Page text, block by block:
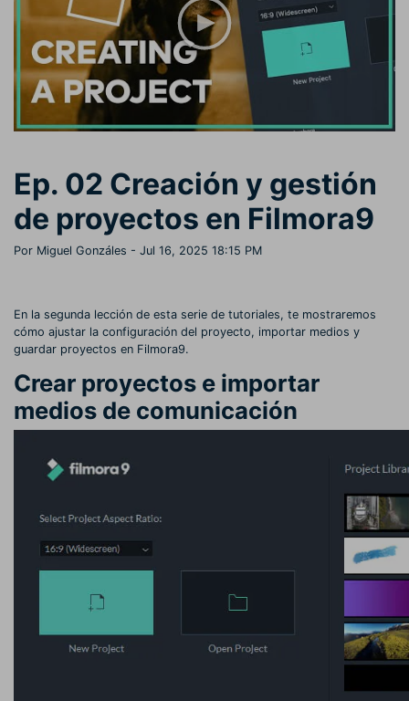
Inspírate con Filmora
Encuentra aquí lo que otros
usuarios crean con Filmora
Taller creativo
Con nuestros consejos y
trucos, queremos ayudarte a
crecer e inspirar tu próximo
Centro de creadores
Muestra tu creatividad sin
límites con el Centro de
creadores
Plantillas en español
Explora las plantillas de video
editables diseñadas para
Contenido destacado
Afíliate
Consigue una afiliación a
nivel empresarial
Conocimiento
Buscar
Ep. 02 Creación y gestión
de proyectos en Filmora9
Por Miguel Gonzáles - Jul 16, 2025 18:15 PM
En la segunda lección de esta serie de tutoriales, te mostraremos
cómo ajustar la configuración del proyecto, importar medios y
guardar proyectos en Filmora9.
Crear proyectos e importar
medios de comunicación